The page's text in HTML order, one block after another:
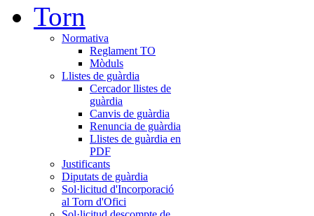
Torn
Normativa
Reglament TO
Mòduls
Llistes de guàrdia
Cercador llistes de
guàrdia
Canvis de guàrdia
Renuncia de guàrdia
Llistes de guàrdia en
PDF
Justificants
Diputats de guàrdia
Sol·licitud d'Incorporació
al Torn d'Ofici